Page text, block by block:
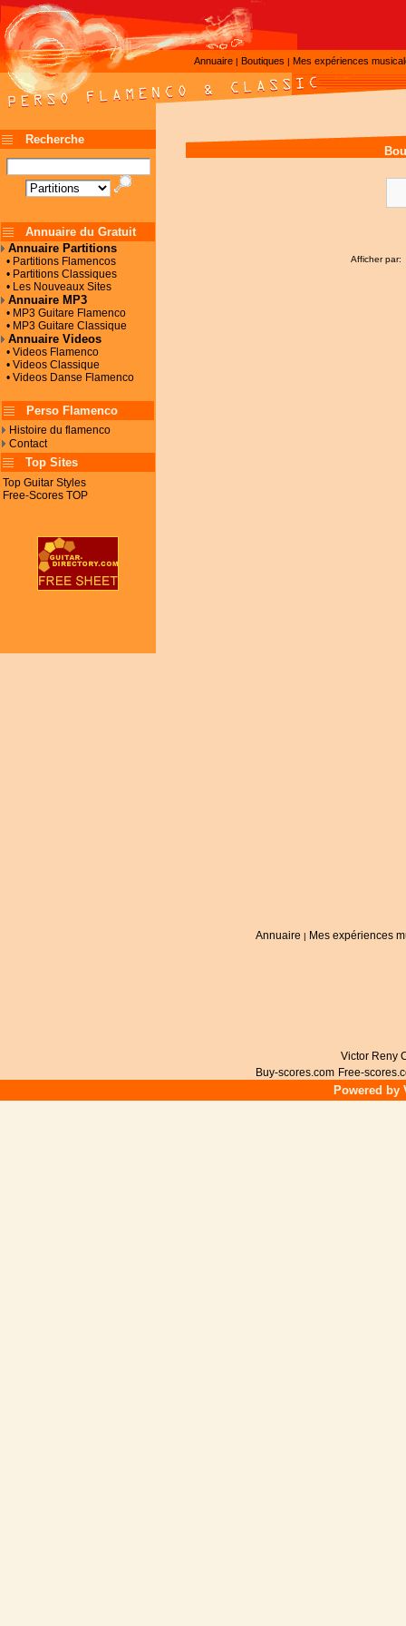
Annuaire | Boutiques | Mes expériences
Recherche
Annuaire du Gratuit
Annuaire Partitions
• Partitions Flamencos
• Partitions Classiques
• Les Nouveaux Sites
Annuaire MP3
• MP3 Guitare Flamenco
• MP3 Guitare Classique
Annuaire Videos
• Videos Flamenco
• Videos Classique
• Videos Danse Flamenco
Perso Flamenco
Histoire du flamenco
Contact
Top Sites
Top Guitar Styles
Free-Scores TOP
Afficher par:
Annuaire | Mes expériences
Victor Reny
Buy-scores.com Free-
Powered by